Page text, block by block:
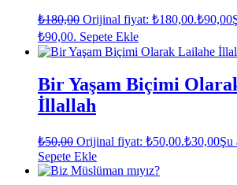
₺180,00 Orijinal fiyat: ₺180,00.₺90,00
₺90,00. Sepete Ekle
Bir Yaşam Biçimi
İllallah
₺50,00 Orijinal fiyat: ₺50,00.₺30,00Şu
Sepete Ekle